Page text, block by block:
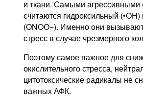
и ткани. Самыми агрессивными
считаются гидроксильный (•ОН)
(ONOO−). Именно они
стресс в случае чрезмерного
Поэтому самое важное для
окислительного стресса,
цитотоксические радикалы не
важных АФК.